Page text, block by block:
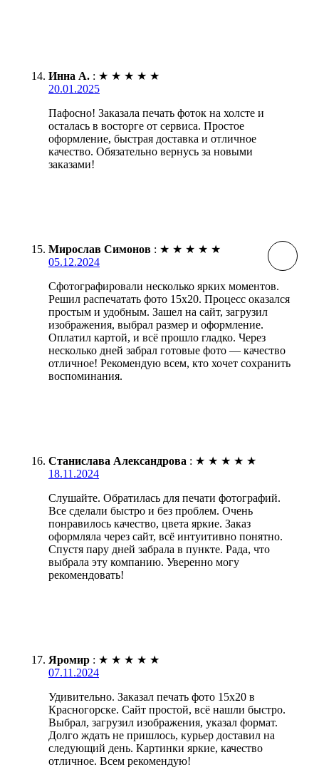
Инна А. : ★ ★ ★ ★ ★
20.01.2025
Пафосно! Заказала печать фоток на холсте и
осталась в восторге от сервиса. Простое
оформление, быстрая доставка и отличное
качество. Обязательно вернусь за новыми
заказами!
Мирослав Симонов : ★ ★ ★ ★ ★
05.12.2024
Сфотографировали несколько ярких моментов.
Решил распечатать фото 15х20. Процесс оказался
простым и удобным. Зашел на сайт, загрузил
изображения, выбрал размер и оформление.
Оплатил картой, и всё прошло гладко. Через
несколько дней забрал готовые фото — качество
отличное! Рекомендую всем, кто хочет сохранить
воспоминания.
Станислава Александрова : ★ ★ ★ ★ ★
18.11.2024
Слушайте. Обратилась для печати фотографий.
Все сделали быстро и без проблем. Очень
понравилось качество, цвета яркие. Заказ
оформляла через сайт, всё интуитивно понятно.
Спустя пару дней забрала в пункте. Рада, что
выбрала эту компанию. Уверенно могу
рекомендовать!
Яромир : ★ ★ ★ ★ ★
07.11.2024
Удивительно. Заказал печать фото 15х20 в
Красногорске. Сайт простой, всё нашли быстро.
Выбрал, загрузил изображения, указал формат.
Долго ждать не пришлось, курьер доставил на
следующий день. Картинки яркие, качество
отличное. Всем рекомендую!